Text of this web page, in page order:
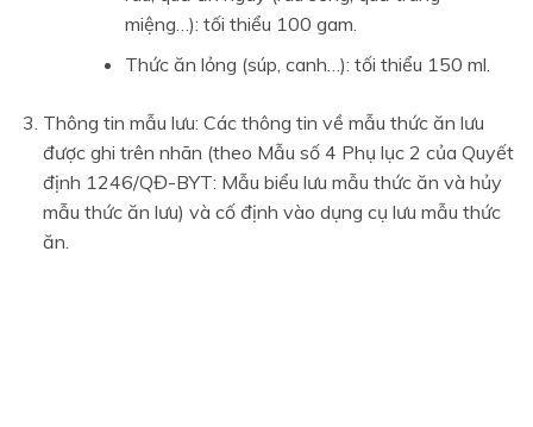
miệng…): tối thiểu 100 gam.
Thức ăn lỏng (súp, canh…): tối thiểu 150 ml.
Thông tin mẫu lưu: Các thông tin về mẫu thức ăn lưu
được ghi trên nhãn (theo Mẫu số 4 Phụ lục 2 của Quyết
định 1246/QĐ-BYT: Mẫu biểu lưu mẫu thức ăn và hủy
mẫu thức ăn lưu) và cố định vào dụng cụ lưu mẫu thức
ăn.